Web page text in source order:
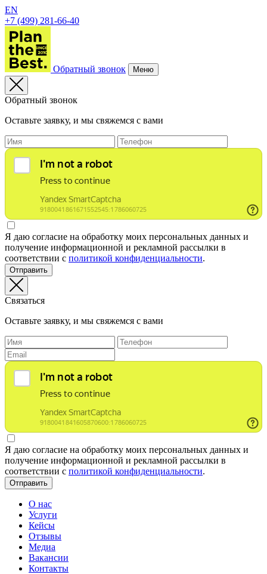
EN
+7 (499) 281-66-40
Обратный звонок Меню
Обратный звонок
Оставьте заявку, и мы свяжемся с вами
Я даю согласие на обработку моих персональных данных и
получение информационной и рекламной рассылки в
соответствии с политикой конфиденциальности.
Отправить
Связаться
Оставьте заявку, и мы свяжемся с вами
Я даю согласие на обработку моих персональных данных и
получение информационной и рекламной рассылки в
соответствии с политикой конфиденциальности.
Отправить
О нас
Услуги
Кейсы
Отзывы
Медиа
Вакансии
Контакты